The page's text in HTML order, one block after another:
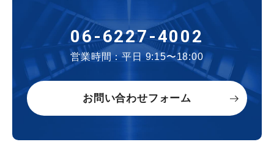
06-6227-4002
営業時間：平日 9:15〜18:00
お問い合わせフォーム